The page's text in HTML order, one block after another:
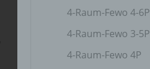
4-Raum-Fewo 4-6P
4-Raum-Fewo 3-5P
4-Raum-Fewo 4P